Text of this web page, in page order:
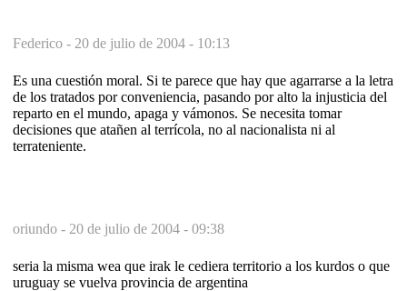
Federico - 20 de julio de 2004 - 10:13
Es una cuestión moral. Si te parece que hay que agarrarse a la letra
de los tratados por conveniencia, pasando por alto la injusticia del
reparto en el mundo, apaga y vámonos. Se necesita tomar
decisiones que atañen al terrícola, no al nacionalista ni al
terrateniente.
oriundo - 20 de julio de 2004 - 09:38
seria la misma wea que irak le cediera territorio a los kurdos o que
uruguay se vuelva provincia de argentina